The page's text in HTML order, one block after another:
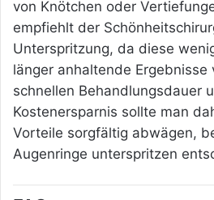
von Knötchen oder
empfiehlt der
Unterspritzung, da diese
länger anhaltende
schnellen Behandlungsdauer
Kostenersparnis sollte man
Vorteile sorgfältig abwägen,
Augenringe unterspritzen